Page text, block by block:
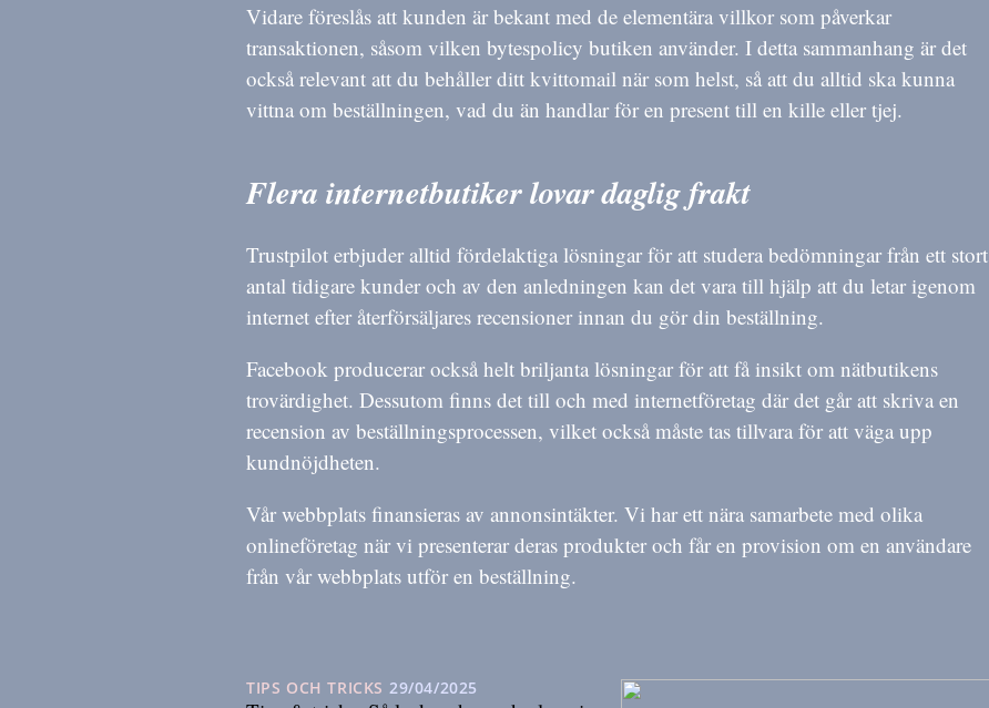
Vidare föreslås att kunden är bekant med de elementära villkor som påverkar
transaktionen, såsom vilken bytespolicy butiken använder. I detta sammanhang är det
också relevant att du behåller ditt kvittomail när som helst, så att du alltid ska kunna
vittna om beställningen, vad du än handlar för en present till en kille eller tjej.
Flera internetbutiker lovar daglig frakt
Trustpilot erbjuder alltid fördelaktiga lösningar för att studera bedömningar från ett stort
antal tidigare kunder och av den anledningen kan det vara till hjälp att du letar igenom
internet efter återförsäljares recensioner innan du gör din beställning.
Facebook producerar också helt briljanta lösningar för att få insikt om nätbutikens
trovärdighet. Dessutom finns det till och med internetföretag där det går att skriva en
recension av beställningsprocessen, vilket också måste tas tillvara för att väga upp
kundnöjdheten.
Vår webbplats finansieras av annonsintäkter. Vi har ett nära samarbete med olika
onlineföretag när vi presenterar deras produkter och får en provision om en användare
från vår webbplats utför en beställning.
TIPS OCH TRICKS 29/04/2025